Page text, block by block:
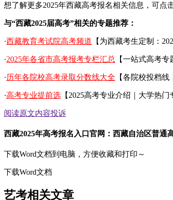
想了解更多2025年西藏高考报名相关信息，可点
与“西藏2025届高考”相关的专题推荐：
·西藏教育考试院高考频道 【为西藏考生定制：
·2025年各省市高考报考专栏汇总 【一站式高考专
·历年各院校高考录取分数线大全 【各院校投档
·高考专业提前选 【2025高考专业介绍｜大学热
阅读原文内容投诉
西藏2025年高考报名入口官网：西藏自治区普通
下载Word文档到电脑，方便收藏和打印～
下载Word文档
艺考相关文章